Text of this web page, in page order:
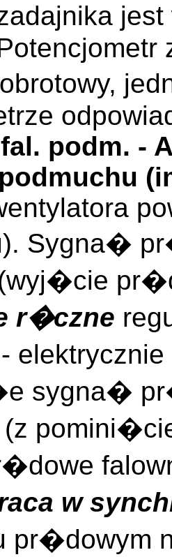
podm. -
(
Sygna�
r�czne
sygna�
w
pr�dowym